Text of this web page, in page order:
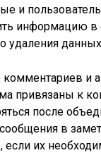
и
информацию
удаления
и
привязаны к
после
в
их